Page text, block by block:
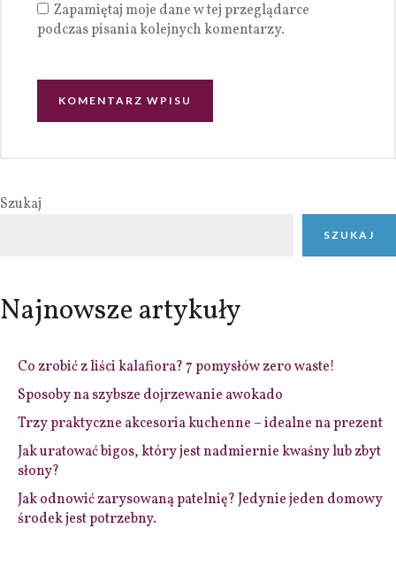
Zapamiętaj moje dane w tej przeglądarce
podczas pisania kolejnych komentarzy.
Szukaj
SZUKAJ
Najnowsze artykuły
Co zrobić z liści kalafiora? 7 pomysłów zero waste!
Sposoby na szybsze dojrzewanie awokado
Trzy praktyczne akcesoria kuchenne – idealne na prezent
Jak uratować bigos, który jest nadmiernie kwaśny lub zbyt
słony?
Jak odnowić zarysowaną patelnię? Jedynie jeden domowy
środek jest potrzebny.